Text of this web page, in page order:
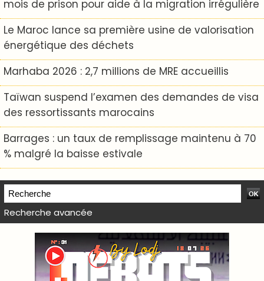
mois de prison pour aide à la migration irrégulière
Le Maroc lance sa première usine de valorisation
énergétique des déchets
Marhaba 2026 : 2,7 millions de MRE accueillis
Taïwan suspend l’examen des demandes de visa
des ressortissants marocains
Barrages : un taux de remplissage maintenu à 70
% malgré la baisse estivale
Recherche avancée
WEB TV LODJ24 : Youtube, kick et twitch